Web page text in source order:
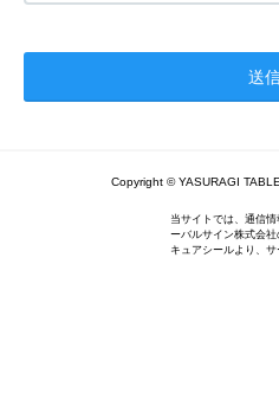
Copyright © YASURAGI
当サイトでは、通信
ーバルサイン株式会
キュアシールより、